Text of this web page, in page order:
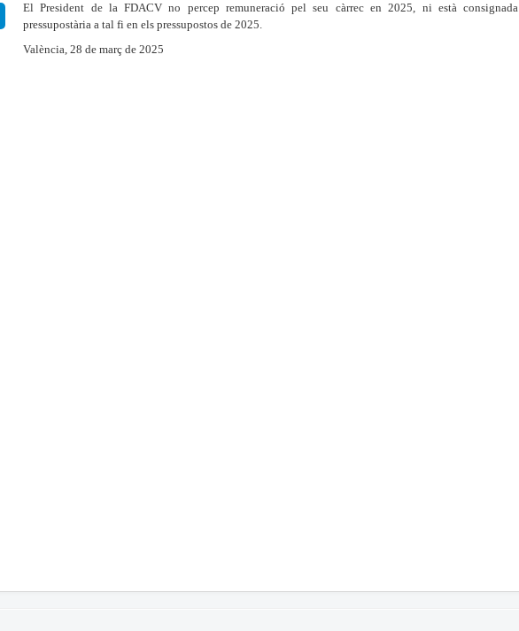
El President de la FDACV no percep remuneració pel seu càrrec en 2025, ni està
pressupostària a tal fi en els pressupostos de 2025.
València, 28 de març de 2025